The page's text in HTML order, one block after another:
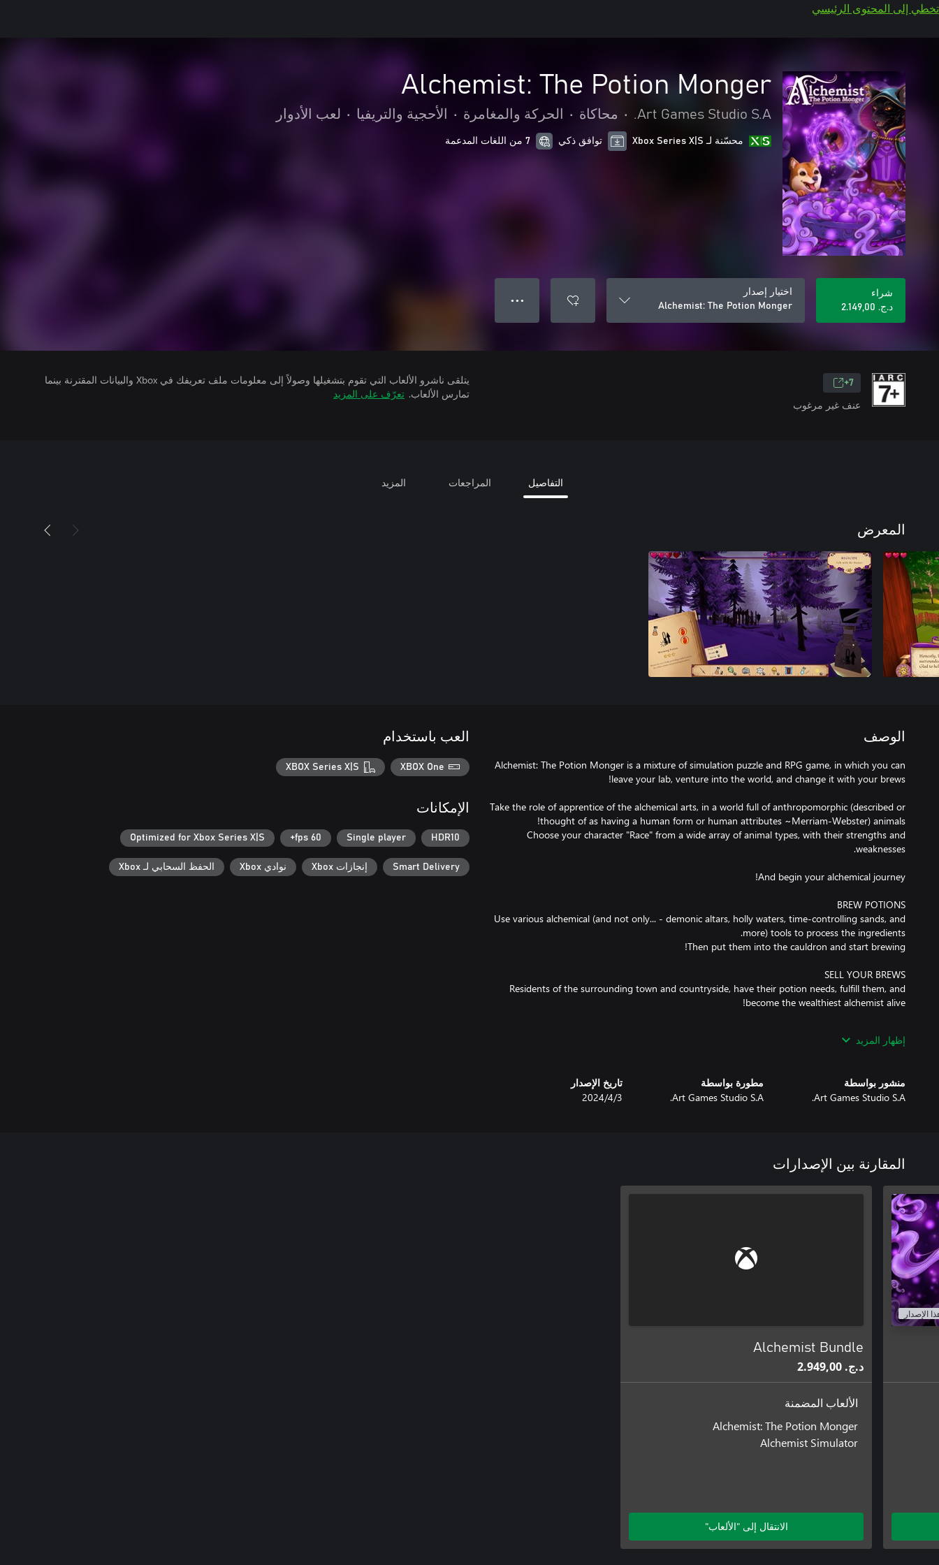
تخطي إلى المحتوى الرئيسي
Alchemist: The Potion Monger
Art Games Studio S.A.
• محاكاة • الحركة والمغامرة • الأحجية والتريفيا • لعب الأدوار
محسّنة لـ Xbox Series X|S توافق ذكي 7 من اللغات المدعمة
شراء
د.ج.‏ 2.149,00
اختيار إصدار
Alchemist: The Potion Monger
● ● ●
7+
عنف غير مرغوب
يتلقى ناشرو الألعاب التي تقوم بتشغيلها وصولاً إلى معلومات ملف تعريفك في Xbox والبيانات المقترنة بينما
تمارس الألعاب. تعرّف على المزيد
التفاصيل المراجعات المزيد
المعرض
الوصف
Alchemist: The Potion Monger is a mixture of simulation puzzle and RPG game, in which you can
Take the role of apprentice of the alchemical arts, in a world full of anthropomorphic (described or
Choose your character "Race" from a wide array of animal types, with their strengths and
Use various alchemical (and not only... - demonic altars, holly waters, time-controlling sands, and
Residents of the surrounding town and countryside, have their potion needs, fulfill them, and
During your adventures, you may need healing, immeasurable strength, insanely high jumps, or
Find out how to pick poisonous plants, trade more efficiently, get into the battle frenzy, regain
Unravel the whole Great Alchemy Wheel!
إظهار المزيد
منشور بواسطة
Art Games Studio S.A.
مطورة بواسطة
Art Games Studio S.A.
تاريخ الإصدار
3‏/4‏/2024
العب باستخدام
XBOX One
XBOX Series X|S
الإمكانات
HDR10
Single player
60 fps+
Optimized for Xbox Series X|S
Smart Delivery إنجازات Xbox نوادي Xbox الحفظ السحابي لـ Xbox
المقارنة بين الإصدارات
الإصدار
Alchemist Bundle
د.ج.‏ 2.949,00
الألعاب المضمنة
Alchemist: The Potion Monger
Alchemist Simulator
الانتقال إلى "الألعاب"